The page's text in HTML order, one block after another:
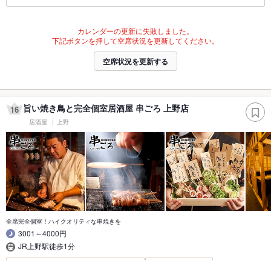
カレンダーの更新に失敗しました。
下記ボタンを押して空席状況を更新してください。
空席状況を更新する
16 旨い焼き鳥と完全個室居酒屋 串ごろ 上野店
居酒屋 上野
全席完全個室！ハイクオリティな串焼きを
3001～4000円
JR上野駅徒歩1分